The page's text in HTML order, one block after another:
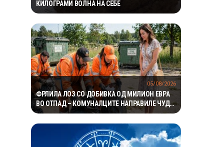
КИЛОГРАМИ ВОЛНА НА СЕБЕ
ФРЛИЛА ЛОЗ СО ДОБИВКА ОД МИЛИОН ЕВРА
ВО ОТПАД – КОМУНАЛЦИТЕ НАПРАВИЛЕ ЧУДО
ЗА ДА ГО ПРОНАЈДАТ
05/08/2026